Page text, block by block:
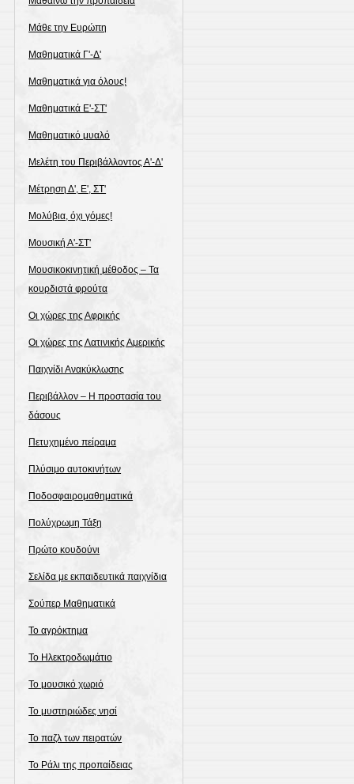
Μάθε την Ευρώπη
Μαθηματικά Γ'-Δ'
Μαθηματικά για όλους!
Μαθηματικά Ε'-ΣΤ'
Μαθηματικό μυαλό
Μελέτη του Περιβάλλοντος Α'-Δ'
Μέτρηση Δ', Ε', ΣΤ'
Μολύβια, όχι γόμες!
Μουσική Α'-ΣΤ'
Μουσικοκινητική μέθοδος – Τα
κουρδιστά φρούτα
Οι χώρες της Αφρικής
Οι χώρες της Λατινικής Αμερικής
Παιχνίδι Ανακύκλωσης
Περιβάλλον – Η προστασία του
δάσους
Πετυχημένο πείραμα
Πλύσιμο αυτοκινήτων
Ποδοσφαιρομαθηματικά
Πολύχρωμη Τάξη
Πρώτο κουδούνι
Σελίδα με εκπαιδευτικά παιχνίδια
Σούπερ Μαθηματικά
Το αγρόκτημα
Το Ηλεκτροδωμάτιο
Το μουσικό χωριό
Το μυστηριώδες νησί
Το παζλ των πειρατών
Το Ράλι της προπαίδειας